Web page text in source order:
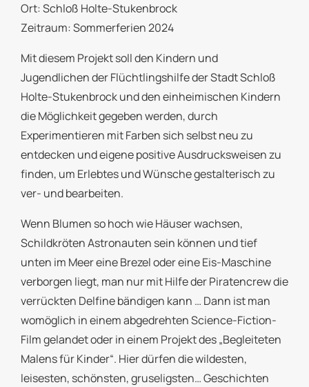
Ort: Schloß Holte-Stukenbrock
Zeitraum: Sommerferien 2024
Mit diesem Projekt soll den Kindern und
Jugendlichen der Flüchtlingshilfe der Stadt Schloß
Holte-Stukenbrock und den einheimischen Kindern
die Möglichkeit gegeben werden, durch
Experimentieren mit Farben sich selbst neu zu
entdecken und eigene positive Ausdrucksweisen zu
finden, um Erlebtes und Wünsche gestalterisch zu
ver- und bearbeiten.
Wenn Blumen so hoch wie Häuser wachsen,
Schildkröten Astronauten sein können und tief
unten im Meer eine Brezel oder eine Eis-Maschine
verborgen liegt, man nur mit Hilfe der Piratencrew die
verrückten Delfine bändigen kann … Dann ist man
womöglich in einem abgedrehten Science-Fiction-
Film gelandet oder in einem Projekt des „Begleiteten
Malens für Kinder“. Hier dürfen die wildesten,
leisesten, schönsten, gruseligsten… Geschichten